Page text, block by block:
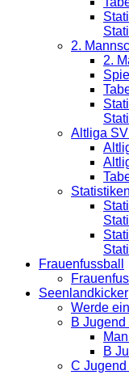
2.
2.
Altliga
Statistiken
Frauenfussball
Seenlandkicker
Werde
B Jugend
B
C Jugend